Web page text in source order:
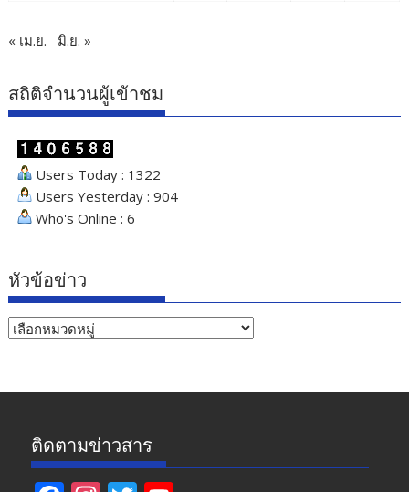
« เม.ย. มิ.ย. »
สถิติจำนวนผู้เข้าชม
Users Today : 1322
Users Yesterday : 904
Who's Online : 6
หัวข้อข่าว
หัวข้อ
ติดตามข่าวสาร